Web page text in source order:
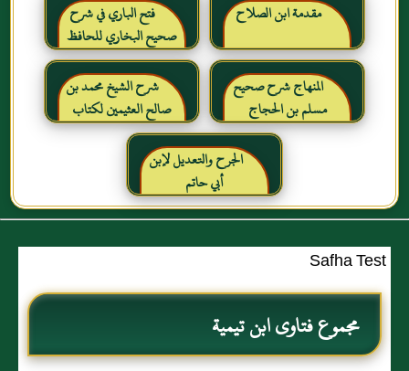
مقدمة ابن الصلاح
فتح الباري في شرح
صحيح البخاري للحافظ
ابن حجر العسقلاني
المنهاج شرح صحيح
مسلم بن الحجاج
شرح الشيخ محمد بن
صالح العثيمين لكتاب
رياض الصالحين للإمام
النووي رحمهم الله تعالىالجرح والتعديل لإبن
أبي حاتم
Safha Test
مجموع فتاوى ابن تيمية